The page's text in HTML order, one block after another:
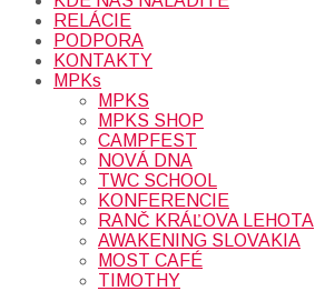
RELÁCIE
PODPORA
KONTAKTY
MPKs
MPKS
MPKS SHOP
CAMPFEST
NOVÁ DNA
TWC SCHOOL
KONFERENCIE
RANČ KRÁĽOVA LEHOTA
AWAKENING SLOVAKIA
MOST CAFÉ
TIMOTHY